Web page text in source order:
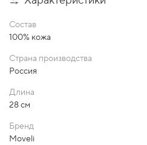
Состав
100% кожа
Страна производства
Россия
Длина
28 см
Бренд
Moveli